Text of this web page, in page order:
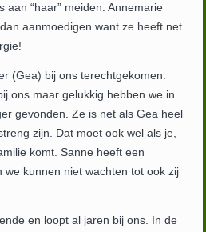
aan “haar” meiden. Annemarie
aanmoedigen want ze heeft net
(Gea) bij ons terechtgekomen.
ons maar gelukkig hebben we in
gevonden. Ze is net als Gea heel
zijn. Dat moet ook wel als je,
komt. Sanne heeft een
we kunnen niet wachten tot ook zij
en loopt al jaren bij ons. In de